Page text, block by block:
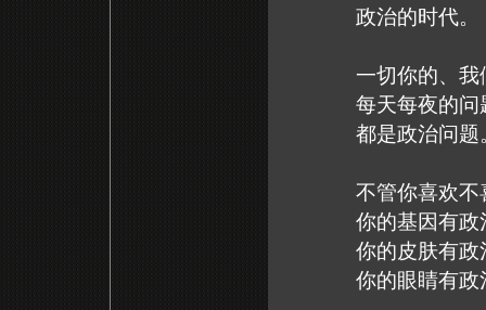
政治的时代。
一切你的、我们
每天每夜的问
都是政治问题
不管你喜欢不
你的基因有政治
你的皮肤有政治
你的眼睛有政治